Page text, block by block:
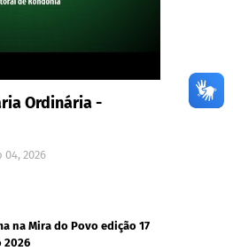
Ordinária -
04, 2026
na Mira do Povo edição 17
2026